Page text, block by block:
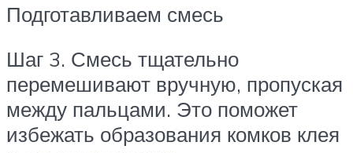
Подготавливаем смесь
Шаг 3. Смесь тщательно
перемешивают вручную, пропуская
между пальцами. Это поможет
избежать образования комков клея